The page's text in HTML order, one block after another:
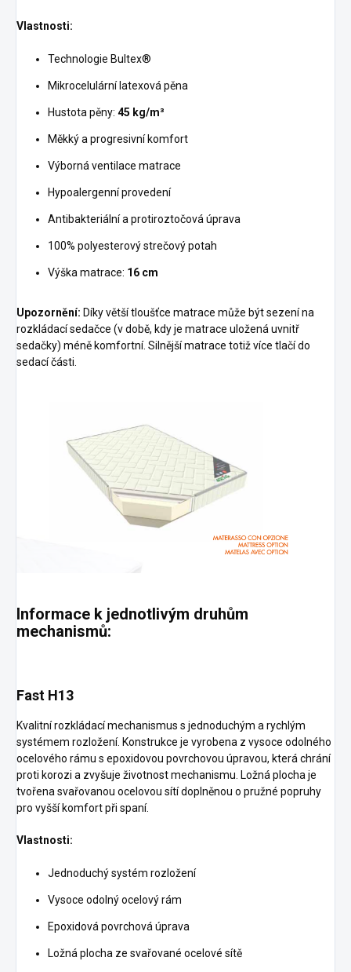
Vlastnosti:
Technologie Bultex®
Mikrocelulární latexová pěna
Hustota pěny: 45 kg/m³
Měkký a progresivní komfort
Výborná ventilace matrace
Hypoalergenní provedení
Antibakteriální a protiroztočová úprava
100% polyesterový strečový potah
Výška matrace: 16 cm
Upozornění: Díky větší tloušťce matrace může být sezení na
rozkládací sedačce (v době, kdy je matrace uložená uvnitř
sedačky) méně komfortní. Silnější matrace totiž více tlačí do
sedací části.
Informace k jednotlivým druhům
mechanismů:
Fast H13
Kvalitní rozkládací mechanismus s jednoduchým a rychlým
systémem rozložení. Konstrukce je vyrobena z vysoce odolného
ocelového rámu s epoxidovou povrchovou úpravou, která chrání
proti korozi a zvyšuje životnost mechanismu. Ložná plocha je
tvořena svařovanou ocelovou sítí doplněnou o pružné popruhy
pro vyšší komfort při spaní.
Vlastnosti:
Jednoduchý systém rozložení
Vysoce odolný ocelový rám
Epoxidová povrchová úprava
Ložná plocha ze svařované ocelové sítě